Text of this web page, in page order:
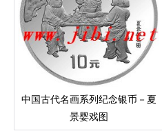
中国古代名画系列纪念银币－夏
景婴戏图